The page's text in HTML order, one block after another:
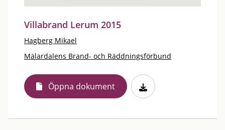
Villabrand Lerum 2015
Hagberg Mikael
Mälardalens Brand- och Räddningsförbund
Öppna dokument